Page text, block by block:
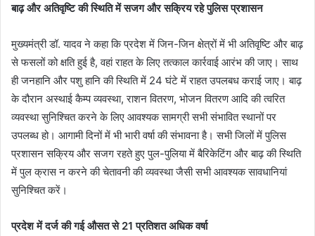
बाढ़ और अतिवृष्टि की स्थिति में सजग और सक्रिय रहे पुलिस प्रशासन
मुख्यमंत्री डॉ. यादव ने कहा कि प्रदेश में जिन-जिन क्षेत्रों में भी अतिवृष्टि और बाढ़
से फसलों को क्षति हुई है, वहां राहत के लिए तत्काल कार्रवाई आरंभ की जाए। साथ
ही जनहानि और पशु हानि की स्थिति में 24 घंटे में राहत उपलबध कराई जाए। बाढ़
के दौरान अस्थाई कैम्प व्यवस्था, राशन वितरण, भोजन वितरण आदि की त्वरित
व्यवस्था सुनिश्चित करने के लिए आवश्यक सामग्री सभी संभावित स्थानों पर
उपलब्ध हो। आगामी दिनों में भी भारी वर्षा की संभावना है। सभी जिलों में पुलिस
प्रशासन सक्रिय और सजग रहते हुए पुल-पुलिया में बैरिकेटिंग और बाढ़ की स्थि‍ति
में पुल क्रास न करने की चेतावनी की व्यवस्था जैसी सभी आवश्यक सावधानियां
सुनिश्चित करें।
प्रदेश में दर्ज की गई औसत से 21 प्रतिशत अधिक वर्षा